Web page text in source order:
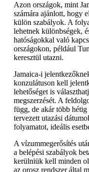
Azon országok, mint
számára ajánlott, hogy
külön szabályok. A
lehetnek különbségek,
hatóságokkal való
országokon, például
keresztül utazni.
Jamaica-i
konzulátuson kell
lehetőséget is
megszerzését. A
függ, de akár több
tervezett utazási
folyamatot, ideális
A vízummegerősítés
a belépési szabályok
kerülniük kell minden
az orosz rendszer által